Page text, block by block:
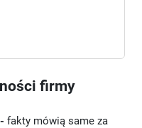
firmy
fakty mówią same za